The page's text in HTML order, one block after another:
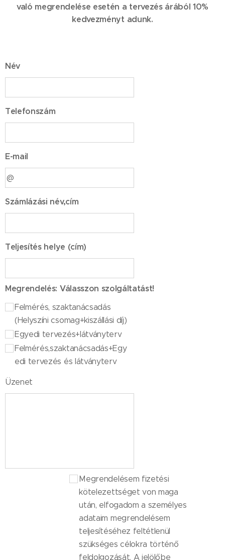
való megrendelése esetén a tervezés árából 10%
kedvezményt adunk.
Név
Telefonszám
E-mail
Számlázási név,cím
Teljesítés helye (cím)
Megrendelés: Válasszon szolgáltatást!
Felmérés, szaktanácsadás
(Helyszíni csomag+kiszállási díj)
Egyedi tervezés+látványterv
Felmérés,szaktanácsadás+Egy
edi tervezés és látványterv
Üzenet
Megrendelésem fizetési
kötelezettséget von maga
után, elfogadom a személyes
adataim megrendelésem
teljesítéséhez feltétlenül
szükséges célokra történő
feldolgozását. A jelölőbe